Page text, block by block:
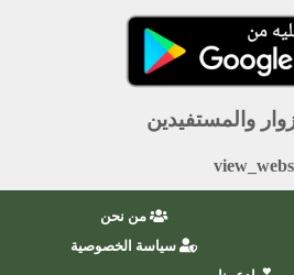
والمستفيدين
من نحن
سياسة الخصوصية